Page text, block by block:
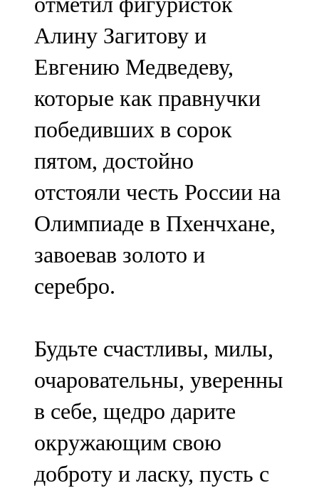
Алину Загитову и
Евгению Медведеву,
которые как правнучки
победивших в сорок
пятом, достойно
отстояли честь России на
Олимпиаде в Пхенчхане,
завоевав золото и
серебро.
Будьте счастливы, милы,
очаровательны, уверенны
в себе, щедро дарите
окружающим свою
доброту и ласку, пусть с